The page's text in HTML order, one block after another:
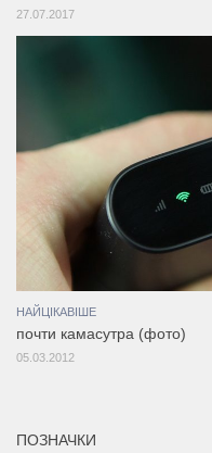
27.07.2017
НАЙЦІКАВІШЕ
почти камасутра (фото)
05.03.2012
ПОЗНАЧКИ